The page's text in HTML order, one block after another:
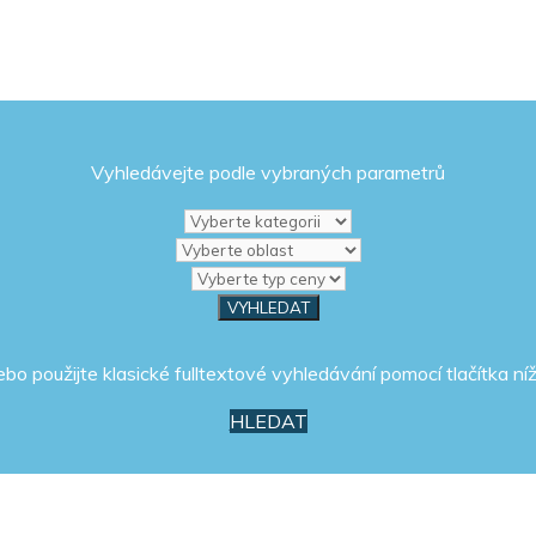
Vyhledávejte podle vybraných parametrů
použijte klasické fulltextové vyhledávání pomocí tlačítka
HLEDAT